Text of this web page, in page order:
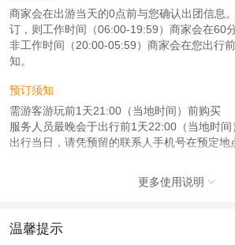
商家会在出游当天的0点前与您确认出团信息
订，则工作时间（06:00-19:59）商家会在60
非工作时间（20:00-05:59）商家会在您出行
知。
预订须知
需游客游玩前1天21:00（当地时间）前购买
服务人员最晚会于出行前1天22:00（当地时间
出行当日，请凭预留的联系人手机号在预定地
老人：60周岁（含）以上；
更多使用说明 
温馨提示